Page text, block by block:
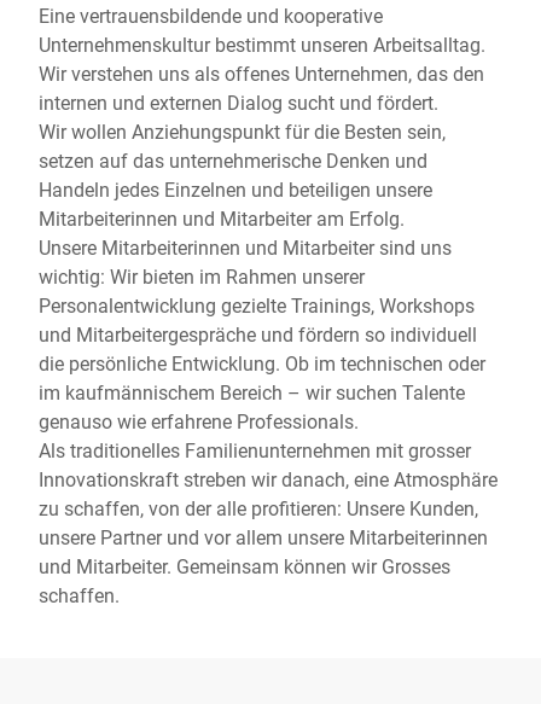
Eine vertrauensbildende und kooperative
Unternehmenskultur bestimmt unseren Arbeitsalltag.
Wir verstehen uns als offenes Unternehmen, das den
internen und externen Dialog sucht und fördert.
Wir wollen Anziehungspunkt für die Besten sein,
setzen auf das unternehmerische Denken und
Handeln jedes Einzelnen und beteiligen unsere
Mitarbeiterinnen und Mitarbeiter am Erfolg.
Unsere Mitarbeiterinnen und Mitarbeiter sind uns
wichtig: Wir bieten im Rahmen unserer
Personalentwicklung gezielte Trainings, Workshops
und Mitarbeitergespräche und fördern so individuell
die persönliche Entwicklung. Ob im technischen oder
im kaufmännischem Bereich – wir suchen Talente
genauso wie erfahrene Professionals.
Als traditionelles Familienunternehmen mit grosser
Innovationskraft streben wir danach, eine Atmosphäre
zu schaffen, von der alle profitieren: Unsere Kunden,
unsere Partner und vor allem unsere Mitarbeiterinnen
und Mitarbeiter. Gemeinsam können wir Grosses
schaffen.